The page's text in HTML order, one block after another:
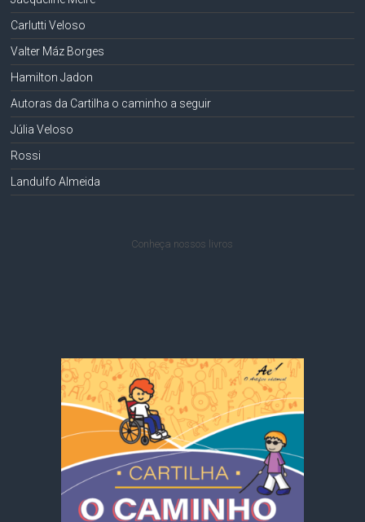
Carlutti Veloso
Valter Máz Borges
Hamilton Jadon
Autoras da Cartilha o caminho a seguir
Júlia Veloso
Rossi
Landulfo Almeida
Conheça nossos livros